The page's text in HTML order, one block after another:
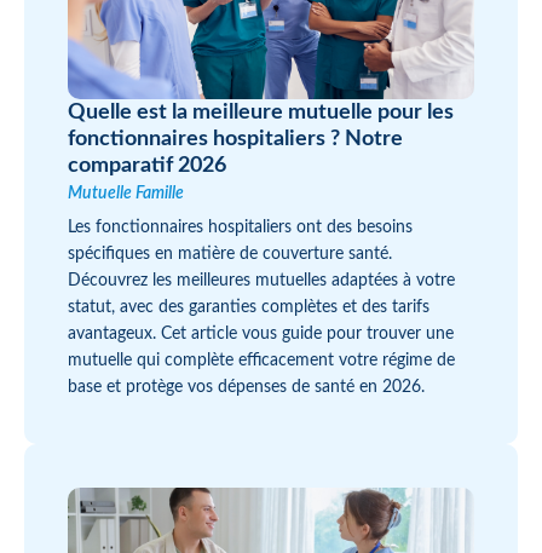
Quelle est la meilleure mutuelle pour les
fonctionnaires hospitaliers ? Notre
comparatif 2026
Mutuelle Famille
Les fonctionnaires hospitaliers ont des besoins
spécifiques en matière de couverture santé.
Découvrez les meilleures mutuelles adaptées à votre
statut, avec des garanties complètes et des tarifs
avantageux. Cet article vous guide pour trouver une
mutuelle qui complète efficacement votre régime de
base et protège vos dépenses de santé en 2026.